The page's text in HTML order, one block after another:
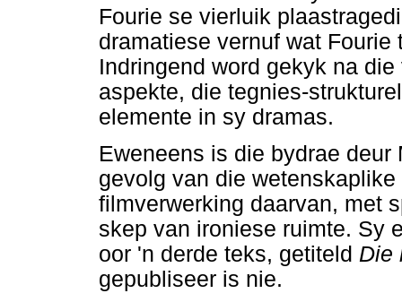
Fourie se vierluik
dramatiese vernuf wat
Indringend word gekyk na
aspekte, die tegnies-
elemente in sy dramas.
Eweneens is die bydrae
gevolg van die
filmverwerking daarvan, met
skep van ironiese ruimte. Sy
oor 'n derde teks, getiteld Die
gepubliseer is nie.